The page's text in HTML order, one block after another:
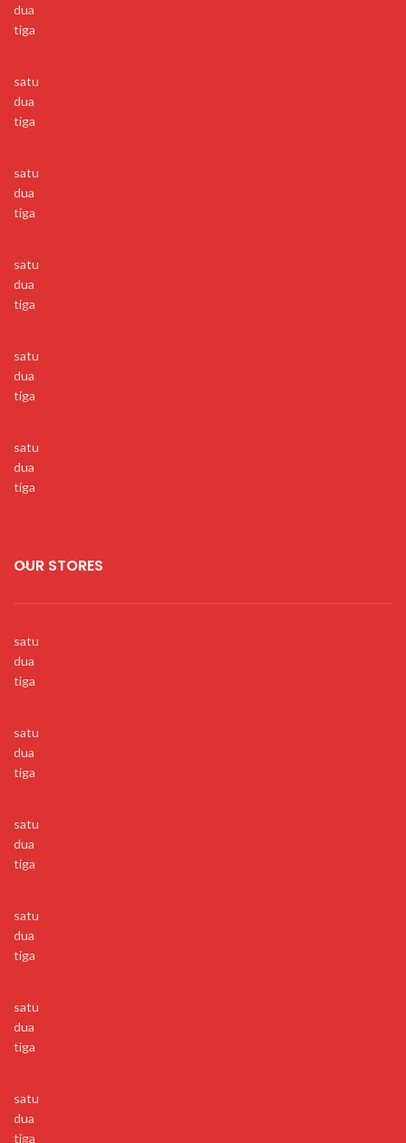
dua
tiga
satu
dua
tiga
satu
dua
tiga
satu
dua
tiga
satu
dua
tiga
satu
dua
tiga
OUR STORES
satu
dua
tiga
satu
dua
tiga
satu
dua
tiga
satu
dua
tiga
satu
dua
tiga
satu
dua
tiga